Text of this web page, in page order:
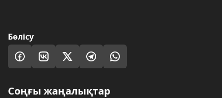
Бөлісу
Соңғы жаңалықтар